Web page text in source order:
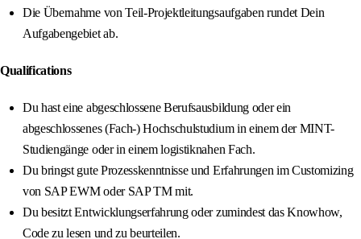
Die Übernahme von Teil-Projektleitungsaufgaben rundet Dein
Aufgabengebiet ab.
Qualifications
Du hast eine abgeschlossene Berufsausbildung oder ein
abgeschlossenes (Fach-) Hochschulstudium in einem der MINT-
Studiengänge oder in einem logistiknahen Fach.
Du bringst gute Prozesskenntnisse und Erfahrungen im Customizing
von SAP EWM oder SAP TM mit.
Du besitzt Entwicklungserfahrung oder zumindest das Knowhow,
Code zu lesen und zu beurteilen.